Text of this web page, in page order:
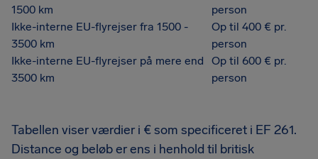
1500 km
person
Ikke-interne EU-flyrejser fra 1500 -
3500 km
Op til 400 € pr.
person
Ikke-interne EU-flyrejser på mere end
3500 km
Op til 600 € pr.
person
Tabellen viser værdier i € som specificeret i EF 261.
Distance og beløb er ens i henhold til britisk